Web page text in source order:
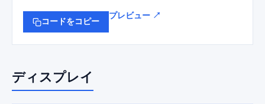
コードをコピー
プレビュー ↗
ディスプレイ